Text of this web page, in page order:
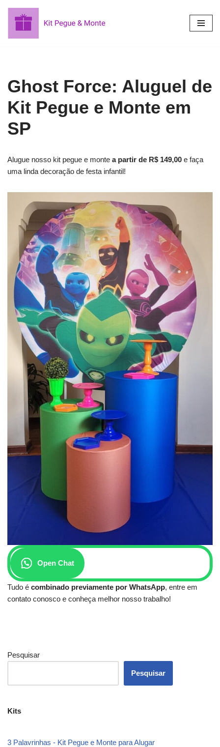
para
Ghost Force: Aluguel de
Kit Pegue e Monte em
SP
Alugue nosso kit pegue e monte a partir de R$ 149,00 e faça
uma linda decoração de festa infantil!
Open Chat
Tudo é combinado previamente por WhatsApp, entre em
contato conosco e conheça melhor nosso trabalho!
Pesquisar
Pesquisar
Kits
3 Palavrinhas - Kit Pegue e Monte para Alugar